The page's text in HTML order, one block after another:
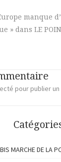
manque
» dans LE
pour publier
MARCHE DE LA